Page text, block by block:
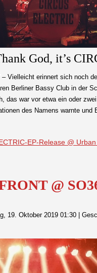
God, it’s
Vielleicht erinnert sich noch
Berliner Bassy Club in der
das war vor etwa ein oder
des Namens warnte
EP-Release @
@
19. Oktober 2019 01:30